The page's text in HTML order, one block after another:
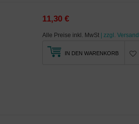
11,30 €
Alle Preise inkl. MwSt | zzgl. Versand
IN DEN WARENKORB